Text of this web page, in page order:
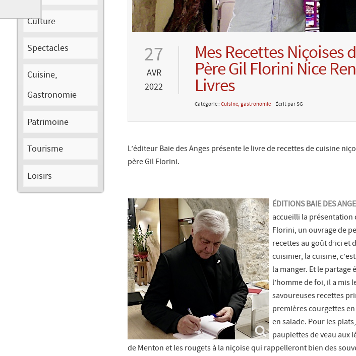
Culture
Spectacles
Cuisine,
Gastronomie
Patrimoine
Tourisme
Loisirs
27
AVR
2022
Mes Recettes Niçoises
Père Gil Florini Nice
Livres
Catégorie : Cuisine, gastronomie Écrit par SG
L’éditeur Baie des Anges présente le livre de recettes de cuisine
père Gil Florini.
ÉDITIONS BAIE DES
accueilli la présentation
Florini, un ouvrage de
recettes au goût d’ici et
cuisinier, la cuisine,
la manger. Et le partage
l’homme de foi, il a mis
savoureuses recettes
premières courgettes
en salade. Pour les
paupiettes de veau aux
de Menton et les rougets à la niçoise qui rappelleront bien des